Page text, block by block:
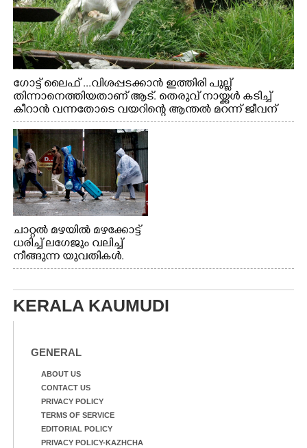
ഗോട്ട് ലൈഫ് ...വിശപ്പടക്കാൻ ഇത്തിരി പുല്ല്
തിന്നാനെത്തിയതാണ് ആട്. തെരുവ് നായ്ക്കൾ കടിച്ച്
കീറാൻ വന്നതോടെ വയറിന്റെ ആന്തൽ മറന്ന് ജീവന്
വേണ്ടിയായി ഓട്ടം. എറണാകുളം വാത്തുരുത്തിയിൽ
നിന്നുള്ള കാഴ്ച
ചാറ്റൽ മഴയിൽ മഴക്കോട്ട്
ധരിച്ച് ലഗേജും വലിച്ച്
നീങ്ങുന്ന യുവതികൾ.
എറണാകുളം മേനകയിൽ
KERALA KAUMUDI
GENERAL
ABOUT US
CONTACT US
PRIVACY POLICY
TERMS OF SERVICE
EDITORIAL POLICY
PRIVACY POLICY-KAZHCHA